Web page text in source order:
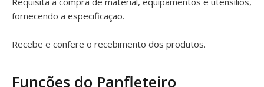
fornecendo a especificação.
Recebe e confere o recebimento dos produtos.
Funções do Panfleteiro